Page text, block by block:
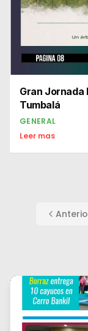
Gran Jornada
Tumbalá
GENERAL
Leer mas